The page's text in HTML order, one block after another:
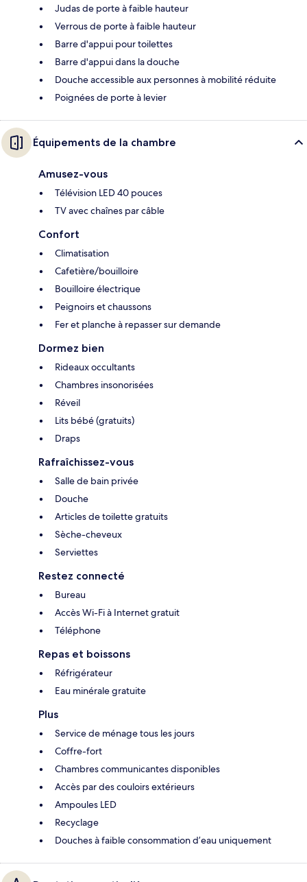
Judas de porte à faible hauteur
Verrous de porte à faible hauteur
Barre d'appui pour toilettes
Barre d'appui dans la douche
Douche accessible aux personnes à mobilité réduite
Poignées de porte à levier
Équipements de la chambre
Amusez-vous
Télévision LED 40 pouces
TV avec chaînes par câble
Confort
Climatisation
Cafetière/bouilloire
Bouilloire électrique
Peignoirs et chaussons
Fer et planche à repasser sur demande
Dormez bien
Rideaux occultants
Chambres insonorisées
Réveil
Lits bébé (gratuits)
Draps
Rafraîchissez-vous
Salle de bain privée
Douche
Articles de toilette gratuits
Sèche-cheveux
Serviettes
Restez connecté
Bureau
Accès Wi-Fi à Internet gratuit
Téléphone
Repas et boissons
Réfrigérateur
Eau minérale gratuite
Plus
Service de ménage tous les jours
Coffre-fort
Chambres communicantes disponibles
Accès par des couloirs extérieurs
Ampoules LED
Recyclage
Douches à faible consommation d’eau uniquement